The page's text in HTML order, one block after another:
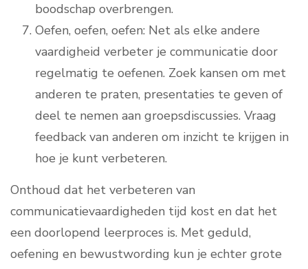
boodschap overbrengen.
Oefen, oefen, oefen: Net als elke andere
vaardigheid verbeter je communicatie door
regelmatig te oefenen. Zoek kansen om met
anderen te praten, presentaties te geven of
deel te nemen aan groepsdiscussies. Vraag
feedback van anderen om inzicht te krijgen in
hoe je kunt verbeteren.
Onthoud dat het verbeteren van
communicatievaardigheden tijd kost en dat het
een doorlopend leerproces is. Met geduld,
oefening en bewustwording kun je echter grote